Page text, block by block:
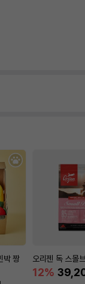
박 짱
오리젠 독 스몰
12%